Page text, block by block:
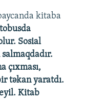
kitaba
Sosial
çıxması,
təkan yaratdı.
Kitab